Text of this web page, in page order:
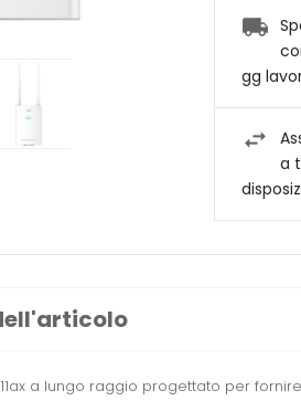
gg
a
a lungo raggio progettato per